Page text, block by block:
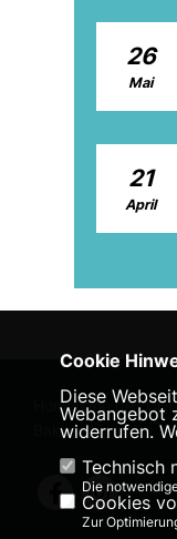
26
Mai
21
April
Homepage des
Bakum
Cookie
Diese
Webangebot
widerrufen.
Technisch
Die
Cookies
Zur